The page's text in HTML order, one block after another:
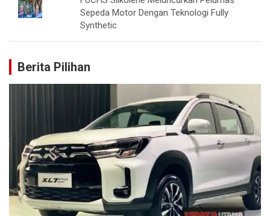
Sepeda Motor Dengan Teknologi Fully
Synthetic
Berita Pilihan